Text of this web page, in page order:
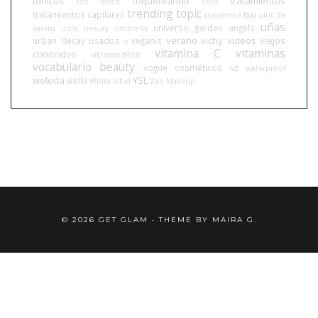
tratamientos capilares trending topic tresemmé tsu ulric de
varens
ultra beauty umbrella universo garden angels uñas
urban decay usados v veganis verano vichy videos viejos
conocidos
viktorandRolf vitamina C
vitaminas
vocabulario beauty
vogue cosméticos vz waterproof
weleda wella White label YSL Zao Makeup
© 2026 GET GLAM • THEME BY MAIRA G.